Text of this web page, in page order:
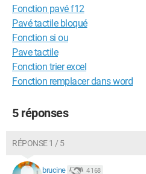
Fonction pavé f12
Pavé tactile bloqué
Fonction si ou
Pave tactile
Fonction trier excel
Fonction remplacer dans word
5 réponses
RÉPONSE 1 / 5
brucine 4 168